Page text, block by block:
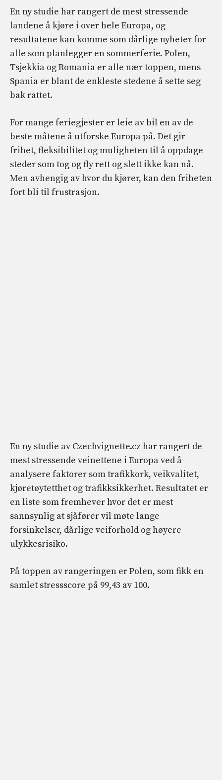
En ny studie har rangert de mest stressende
landene å kjøre i over hele Europa, og
resultatene kan komme som dårlige nyheter for
alle som planlegger en sommerferie. Polen,
Tsjekkia og Romania er alle nær toppen, mens
Spania er blant de enkleste stedene å sette seg
bak rattet.
For mange feriegjester er leie av bil en av de
beste måtene å utforske Europa på. Det gir
frihet, fleksibilitet og muligheten til å oppdage
steder som tog og fly rett og slett ikke kan nå.
Men avhengig av hvor du kjører, kan den friheten
fort bli til frustrasjon.
En ny studie av Czechvignette.cz har rangert de
mest stressende veinettene i Europa ved å
analysere faktorer som trafikkork, veikvalitet,
kjøretøytetthet og trafikksikkerhet. Resultatet er
en liste som fremhever hvor det er mest
sannsynlig at sjåfører vil møte lange
forsinkelser, dårlige veiforhold og høyere
ulykkesrisiko.
På toppen av rangeringen er Polen, som fikk en
samlet stressscore på 99,43 av 100.